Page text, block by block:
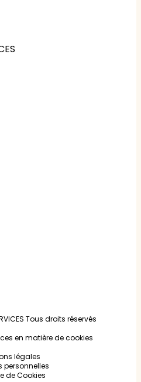
Tous droits réservés
en matière de cookies
légales
personnelles
de Cookies